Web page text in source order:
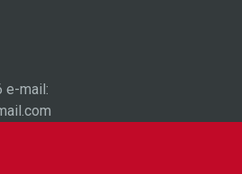
e-mail: